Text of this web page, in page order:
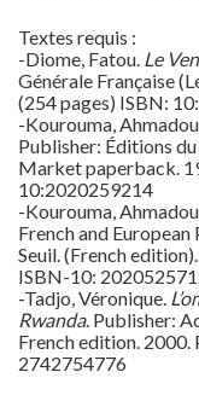
Textes requis :
-Diome, Fatou. Le
Générale Française
(254 pages) ISBN:
-Kourouma,
Publisher: Éditions
Market paperback.
10:2020259214
-Kourouma,
French and
Seuil. (French
ISBN-10:
-Tadjo, Véronique.
Rwanda. Publisher:
French edition. 2000.
2742754776